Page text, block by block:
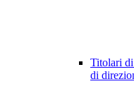
Titolari
di